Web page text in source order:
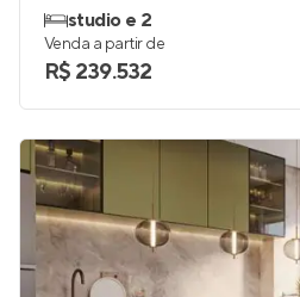
studio e 2
Venda a partir de
R$ 239.532